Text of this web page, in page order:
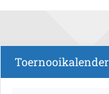
Toernooikalender